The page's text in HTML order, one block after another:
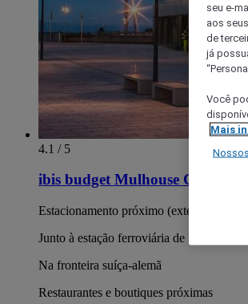
4.1 / 5
ibis budget Mulhouse Centre
Estacionamento próximo (externo ao
Junto à estação ferroviária de Mulhouse
Na fronteira suíça-alemã
Restaurantes e boutiques próximas
seu e-
aos
de
já
Você
Mais